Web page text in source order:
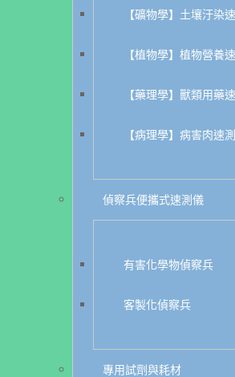
【礦物學】土壤汙染
【植物學】植物營養
【藥理學】獸類用藥
【病理學】病害肉速
偵察兵便攜式速測儀
有害化學物偵察兵
客製化偵察兵
專用試劑與耗材